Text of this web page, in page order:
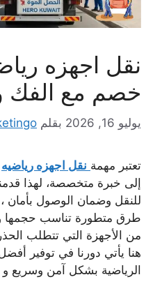
خصم مع الفك
يوليو 16, 2026 بقلم
تعتبر مهمة نقل اجهزه رياضيه
إلى خبرة متخصصة، لهذا
للنقل وضمان الوصول بأمان
طرق متطورة تناسب حجمها
من الأجهزة التي تتطلب
هنا يأتي دورنا في توفير
الرياضية بشكل آمن وسريع و